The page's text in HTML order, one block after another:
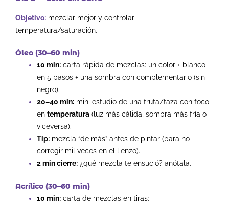
Objetivo: mezclar mejor y controlar
temperatura/saturación.
Óleo (30–60 min)
10 min: carta rápida de mezclas: un color + blanco
en 5 pasos + una sombra con complementario (sin
negro).
20–40 min: mini estudio de una fruta/taza con foco
en temperatura (luz más cálida, sombra más fría o
viceversa).
Tip: mezcla “de más” antes de pintar (para no
corregir mil veces en el lienzo).
2 min cierre: ¿qué mezcla te ensució? anótala.
Acrílico (30–60 min)
10 min: carta de mezclas en tiras: